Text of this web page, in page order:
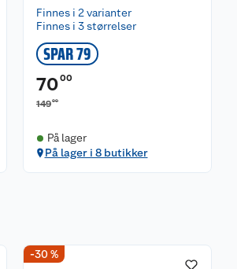
Finnes i 2 varianter
Finnes i 3 størrelser
SPAR 79
7000
14900
På lager
På lager i 8 butikker
-30 %